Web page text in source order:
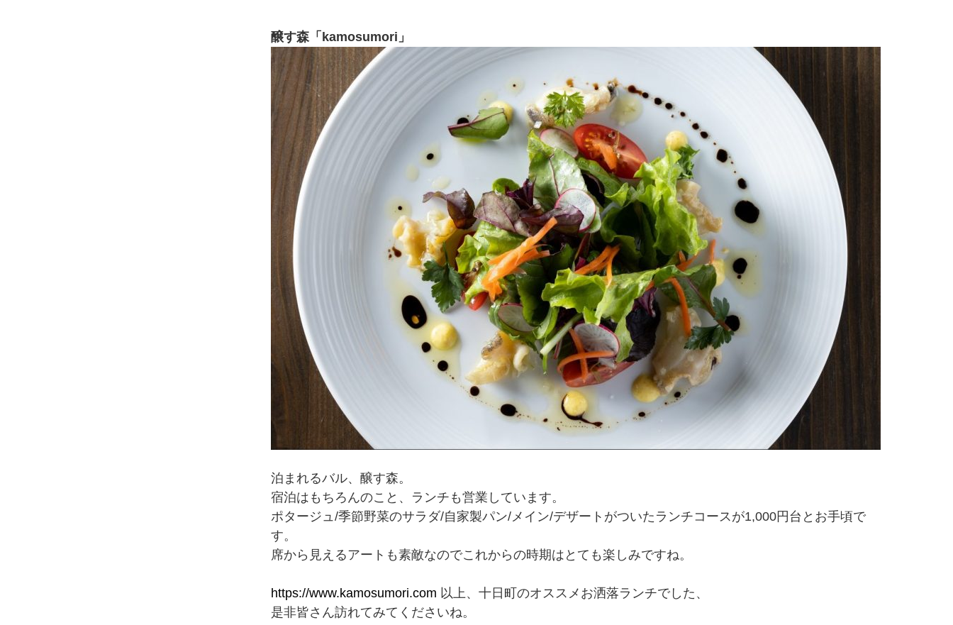
醸す森「kamosumori」
泊まれるバル、醸す森。
宿泊はもちろんのこと、ランチも営業しています。
ポタージュ/季節野菜のサラダ/自家製パン/メイン/デザートがついたランチコースが1,000円台とお手頃で
す。
席から見えるアートも素敵なのでこれからの時期はとても楽しみですね。
https://www.kamosumori.com 以上、十日町のオススメお洒落ランチでした、
是非皆さん訪れてみてくださいね。